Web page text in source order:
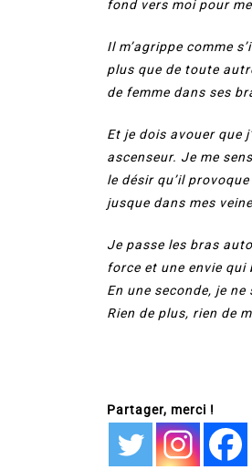
fond vers moi pour
Il m’agrippe comme
plus que de toute
de femme dans ses
Et je dois avouer que
ascenseur. Je me
le désir qu’il
jusque dans mes
Je passe les bras
force et une envie qui
En une seconde, je
Rien de plus, rien de
Partager, merci !